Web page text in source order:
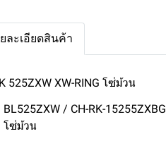
ละเอียดสินค้า
525ZXW XW-RING โซ่ม้วน
BL525ZXW / CH-RK-15255ZXBG
โซ่ม้วน